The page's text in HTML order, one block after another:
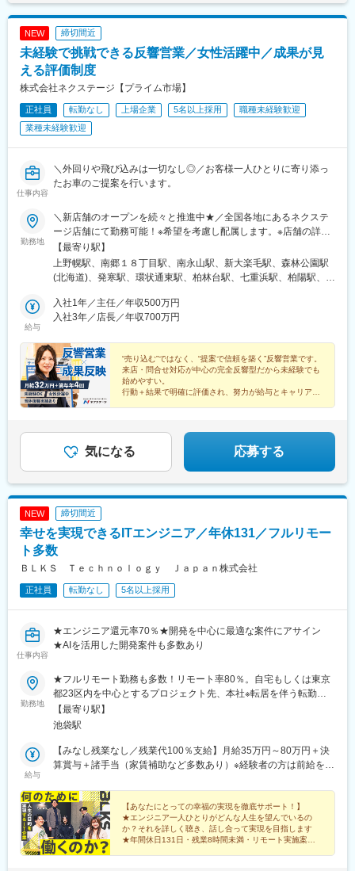
水道橋駅、九段下駅、荻窪駅、亀戸駅、秋葉原駅、汐留駅、葛西
駅、藤沢駅、川崎駅、新高島駅、新横浜駅、愛甲石田駅、戸塚
駅、湘南台駅、天王町駅、武蔵小杉駅、南橋本駅、桜木町駅、南
林間駅、鶴見駅、新川崎駅、武蔵新城駅、小田原駅、善行駅、天
空橋駅、ＹＲＰ野比駅、新百合ケ丘駅、相原駅、京急新子安駅、
海老名駅(相鉄・小田急)、新杉田駅、鴨居駅、葭川公園駅、海浜幕
張駅、船橋駅、柏駅、八千代台駅、八幡宿駅、土気駅、蘇我駅、
木更津駅、千葉みなと駅、新習志野駅、佐倉駅、松戸駅、西船橋
駅、さいたま新都心駅、川越駅、熊谷駅、浦和駅、狭山市駅、南
喜駅、武蔵浦和駅、春日部駅、大阪駅、京橋駅(大阪府)、ＪＲ難波
駅、門真市駅、淀屋橋駅、北浜駅(大阪府)、肥後橋駅、江坂駅、東
西中島南方駅、西梅田駅、本町駅、南森町駅、神戸駅(兵庫県)、尼
崎駅(東海道本線)、御崎公園駅、医療センター駅、西宮駅(ＪＲ
線)、明石駅、林崎松江海岸駅、京都駅、西院駅(阪急線)、長岡京
駅、大宮駅(京都府)、西大路駅、上鳥羽口駅、十条駅(京都府・近
鉄線)、向日町駅、淀駅、烏丸御池駅、六番町駅、北岡崎駅、今池
駅(愛知県)、ナゴヤドーム前矢田駅、高蔵寺駅、柏森駅、知立駅、
大府駅、鶴舞駅、栄駅(愛知県)、金山駅(愛知県)、伏見駅(愛知
県)、豊橋駅、大曽根駅、矢場町駅、藤が丘駅(愛知県)、刈谷駅、
千種駅、小牧原駅、東刈谷駅、土橋駅(愛知県)、新栄町駅(愛知
本線)、東名古屋港駅、三河豊田駅、国府宮駅、国際センター駅、
小牧口駅、常滑駅、岩倉駅(愛知県)、三郷駅(愛知県)、三河安城
駅、稲沢駅、安城駅、共和駅、藤川駅、乙川駅、新金谷駅、三島
駅、掛川駅、新富士駅(静岡県)、藤枝駅、博多駅、小倉駅(福岡
県)、天神駅、呉服町駅(福岡県)、赤坂駅(福岡県)、天神南駅、渡辺
長野駅、福井駅、岡山駅、松山市駅、福山駅、広島駅、横川駅(広
島県)、中電前駅、呉駅、勝田駅、日立駅、大甕駅、常陸多賀駅、
佐和駅、研究学園駅、宇都宮駅、小山駅、太田駅(群馬県)、中央前
橋駅、新前橋駅、苫小牧駅、さっぽろ駅、青森駅、秋田駅、長岡
駅、近鉄四日市駅、大和西大寺駅、鳥取駅、松江駅、下関駅、徳
島駅、高松駅(香川県)、高知駅、佐賀駅、大分駅、宮崎駅、鹿児島
中央駅、彦根駅、新宿西口駅、立川駅、千葉駅、あおば通駅、西
松本駅、新静岡駅、第一通り駅、新豊田駅、名古屋駅、名鉄岐阜
駅、四条駅(京都市営)、大阪梅田駅(阪神線)、神戸三宮駅(阪神)、
山陽姫路駅、紙屋町東駅、薬院大通駅、浜町アーケード駅、通町
筋駅、県庁前駅(愛媛県)、高見馬場駅、小川町駅(東京都)、赤坂見
附駅、向原駅(東京都)、人形町駅、新大久保駅、京橋駅(東京都)、
泉岳寺駅、虎ノ門ヒルズ駅、巣鴨新田駅、新御徒町駅、新宿駅(東
京メトロ)、竹橋駅、宝町駅(東京都)、銀座一丁目駅、中野新橋
駅、台場駅、新御茶ノ水駅、内幸町駅、都庁前駅、四ツ谷駅、麹
町駅、浅草駅(ＴＸ)、大崎広小路駅、面影橋駅、両国駅(都営線)、
田駅、緑町駅、高島町駅、海老名駅(相模線)、千葉中央駅、京成西
船駅、北与野駅、大阪城公園駅、なんば駅(地下鉄)、古川橋駅、な
にわ橋駅、渡辺橋駅、新大阪駅、西大橋駅、心斎橋駅、堺筋本町
駅、大阪天満宮駅、西元町駅、計算科学センター駅、山陽明石
屋市営)、大門駅(愛知県)、矢田駅(愛知県)、上前津駅、栄町駅(愛
知県)、東別院駅、森下駅(愛知県)、車道駅、高岳駅、久屋大通
駅(長野県)、福井駅(福井県)、横川駅、市役所前駅(広島県)、宇都
宮駅東口駅、阿波富田駅、高松築港駅、高知駅前駅、仲御徒町
駅、立川南駅、北１２条駅、仙台駅(地下鉄)、日吉町駅、新浜松
駅、名鉄名古屋駅、新富町駅(富山県)、東梅田駅、三宮駅(神戸新
交通)、西川緑道公園駅、本通駅、旦過駅、桜町駅(長崎県)、九品
NEW 締切間近
未経験で挑戦できる反響営業／女性活躍中／成果が見
える評価制度
株式会社ネクステージ【プライム市場】
正社員 転勤なし 上場企業 5名以上採用
職種未経験歓迎
業種未経験歓迎
仕事内容
＼外回りや飛び込みは一切なし◎／お客様一人ひとりに寄り添っ
たお車のご提案を行います。
勤務地
＼新店舗のオープンを続々と推進中★／全国各地にあるネクステ
ージ店舗にて勤務可能！※希望を考慮し配属します。※店舗の詳細
については下記＜勤務地一覧＞をご確認ください。★自動車通勤
OK（一部除く）★受動喫煙対策あり※下記勤務地補足ネクステー
ジ宮古島店／沖縄県宮古島市平良西里1276ネクステージ水戸南店
名古屋市緑区大高町丸の内36番1
【最寄り駅】
上野幌駅、南郷１８丁目駅、南永山駅、新大楽毛駅、森林公園駅
(北海道)、発寒駅、環状通東駅、柏林台駅、七重浜駅、柏陽駅、運
野駅、中野栄駅、八乙女駅、黒松駅(宮城県)、新利府駅、船岡駅
(宮城県)、泉中央駅、塚目駅、館腰駅、土崎駅、漆山駅(山形県)、
駅、石岡駅、常陸多賀駅、岡本駅(栃木県)、小山駅、西那須野駅、
新伊勢崎駅、西小泉駅、北戸田駅、与野本町駅、幸手駅、吹上駅
(埼玉県)、北上尾駅、新座駅、草加駅、動物公園駅、習志野駅、柏
駅、柏たなか駅、幕張駅、公津の杜駅、木更津駅、南町田グラン
ベリーパーク駅、青砥駅、小平駅、中神駅、上野毛駅、千川駅、
駅、善行駅、鴨居駅、入谷駅(神奈川県)、鴨宮駅、淵野辺駅、矢向
駅、倉見駅、港南台駅、湘南深沢駅、矢部駅、センター南駅、寒
川駅、洋光台駅、鷺沼駅、平塚駅、北長岡駅、東新潟駅、寺尾
岐南駅、細畑駅、土岐市駅、美濃川合駅、豊春駅、焼津駅、東静
岡駅、高塚駅、天竜川駅、積志駅、ジヤトコ前駅、新浜松駅、中
島駅(愛知県)、喜多山駅(愛知県)、牛山駅、三河鹿島駅、稲沢駅、
妙興寺駅、北岡崎駅、美合駅、豊明駅、江南駅(愛知県)、神領駅、
高蔵寺駅、西尾駅、鳴海駅、塩釜口駅、石浜駅、日進駅(愛知県)、
伊奈駅、越戸駅、荒子川公園駅、杁ケ池公園駅、矢場町駅、植田
駅(名古屋市営)、男川駅、上社駅、伊勢朝日駅、小古曽駅、六軒駅
阪大前駅、神明町駅、南茨木駅(大阪モノレール)、新石切駅、久米
田駅、香里園駅、萩原天神駅、寝屋川市駅、摂津駅、土師ノ里
屋敷駅、西飾磨駅、新ノ口駅、新大宮駅、紀三井寺駅、紀伊駅、
東山公園駅(鳥取県)、東松江駅(島根県)、清輝橋駅、福井駅(岡山
県)、早島駅、安芸中野駅、山陽女学園前駅、牛田駅(広島県)、神
辺駅、東福山駅、山口駅(山口県)、防府駅、吉成駅、丸亀駅、円座
駅、土橋駅(愛媛県)、知寄町二丁目駅、水城駅、新宮中央駅、笹原
駅、竹下駅、折尾駅、室見駅、門司駅、佐賀駅、道ノ尾駅、幸
駅、平成駅、竜田口駅、鶴崎駅、南大分駅、南延岡駅、日向住吉
楽園駅、荒尾駅(岐阜県)、長泉なめり駅、小池駅、名和駅(愛知
県)、前橋大島駅、藤代駅、羽犬塚駅、西新井大師西駅、信濃国分
寺駅、武蔵関駅、京成幕張駅、等々力駅、要町駅、志村坂上駅、
糀谷駅、尻手駅、センター北駅、長沼駅(静岡県)、はなみずき通
駅、大須観音駅、本郷駅(愛知県)、追分駅(三重県)、妙国寺前駅、
給与
入社1年／主任／年収500万円
入社3年／店長／年収700万円
“売り込む”ではなく、“提案で信頼を築く”反響営業です。
来店・問合せ対応が中心の完全反響型だから未経験でも
始めやすい。
行動＋結果で明確に評価され、努力が給与とキャリアに
気になる 応募する
NEW 締切間近
幸せを実現できるITエンジニア／年休131／フルリモー
ト多数
ＢＬＫＳ Ｔｅｃｈｎｏｌｏｇｙ Ｊａｐａｎ株式会社
正社員 転勤なし 5名以上採用
仕事内容
★エンジニア還元率70％★開発を中心に最適な案件にアサイン
★AIを活用した開発案件も多数あり
勤務地
★フルリモート勤務も多数！リモート率80％。自宅もしくは東京
都23区内を中心とするプロジェクト先、本社※転居を伴う転勤は
ありません。＜本社＞東京都豊島区南池袋1-27-10 油木第一ビル
９階（アクセス）・JR・東京メトロ各線「池袋駅」東口より徒歩
【最寄り駅】
池袋駅
給与
【みなし残業なし／残業代100％支給】月給35万円～80万円＋決
算賞与＋諸手当（家賃補助など多数あり）※経験者の方は前給を考
ほどの経験者も大歓迎です！【エンジニア還元率は70％】◆単価
の70％を給与や手当などに還元し、収入面でもご満足いただける
環境を整えています。【モデル年収例】★460万円/開発エンジニ
ア（Java / 詳細設計）★630万円/クラウドエンジニア（AWS / 設
計）★800万円/開発エンジニア（Java / 要件定義）
【あなたにとっての幸福の実現を徹底サポート！】
★エンジニア一人ひとりがどんな人生を望んでいるの
か？それを詳しく聴き、話し合って実現を目指します
★年間休日131日・残業8時間未満・リモート実施案件8